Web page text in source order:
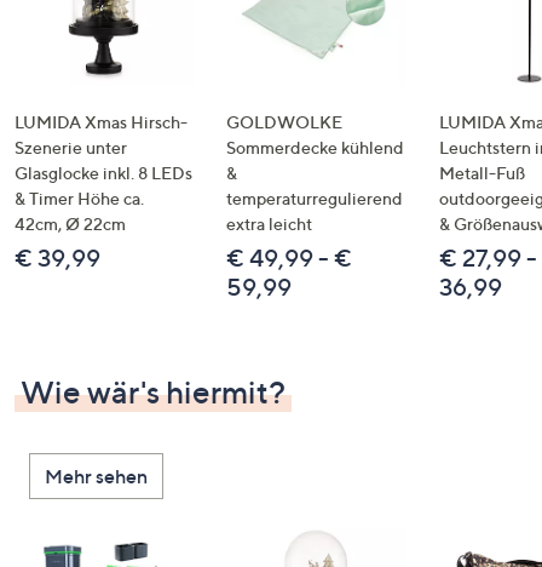
LUMIDA Xmas Hirsch-
Szenerie unter
Glasglocke inkl. 8 LEDs
& Timer Höhe ca.
42cm, Ø 22cm
€ 39,99
GOLDWOLKE
Sommerdecke kühlend
&
temperaturregulierend
extra leicht
€ 49,99 - €
59,99
LUMIDA
Leuchtstern
Metall-Fuß
&
€ 27,99
36,99
Wie wär's hiermit?
Mehr sehen